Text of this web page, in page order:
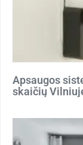
Apsaugos
skaičių